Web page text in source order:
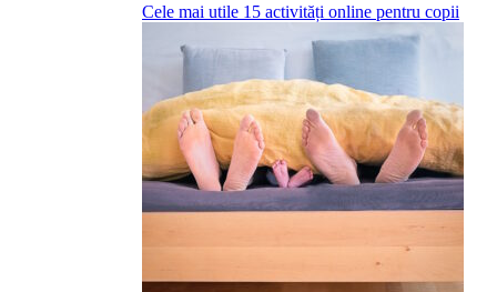
Cele mai utile 15 activități online pentru copii